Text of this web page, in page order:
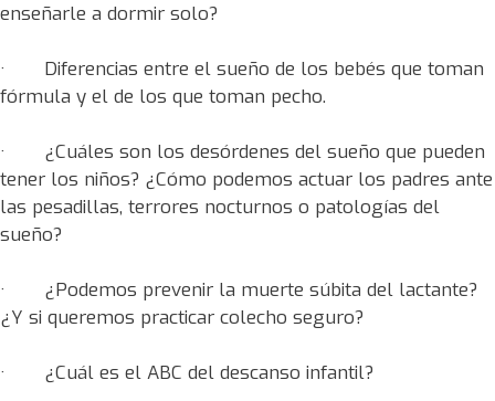
enseñarle a dormir solo?
· Diferencias entre el sueño de los bebés que toman
fórmula y el de los que toman pecho.
· ¿Cuáles son los desórdenes del sueño que pueden
tener los niños? ¿Cómo podemos actuar los padres ante
las pesadillas, terrores nocturnos o patologías del
sueño?
· ¿Podemos prevenir la muerte súbita del lactante?
¿Y si queremos practicar colecho seguro?
· ¿Cuál es el ABC del descanso infantil?